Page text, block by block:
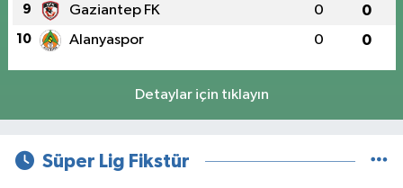
9 Gaziantep FK 0 0
10 Alanyaspor 0 0
Detaylar için tıklayın
Süper Lig Fikstür